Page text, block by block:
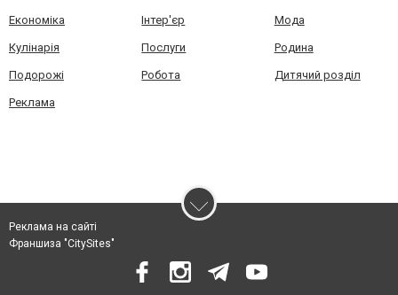
Економіка Інтер'єр Мода
Кулінарія Послуги Родина
Подорожі Робота Дитячий розділ
Реклама
Реклама на сайті
Франшиза "CitySites"